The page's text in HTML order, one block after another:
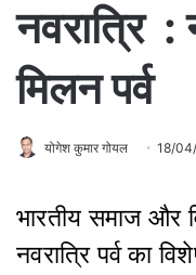
नवरात्रि :
मिलन पर्व
योगेश कुमार गोयल 18/
भारतीय समाज और
नवरात्रि पर्व का